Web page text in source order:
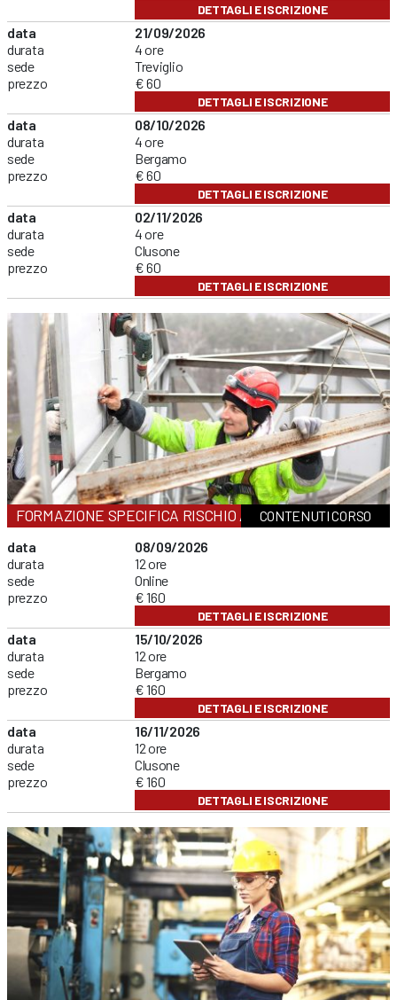
DETTAGLI E ISCRIZIONE
data
durata
sede
prezzo
21/09/2026
4 ore
Treviglio
€ 60
DETTAGLI E ISCRIZIONE
data
durata
sede
prezzo
08/10/2026
4 ore
Bergamo
€ 60
DETTAGLI E ISCRIZIONE
data
durata
sede
prezzo
02/11/2026
4 ore
Clusone
€ 60
DETTAGLI E ISCRIZIONE
FORMAZIONE SPECIFICA RISCHIO ALTOCONTENUTI CORSO
data
durata
sede
prezzo
08/09/2026
12 ore
Online
€ 160
DETTAGLI E ISCRIZIONE
data
durata
sede
prezzo
15/10/2026
12 ore
Bergamo
€ 160
DETTAGLI E ISCRIZIONE
data
durata
sede
prezzo
16/11/2026
12 ore
Clusone
€ 160
DETTAGLI E ISCRIZIONE